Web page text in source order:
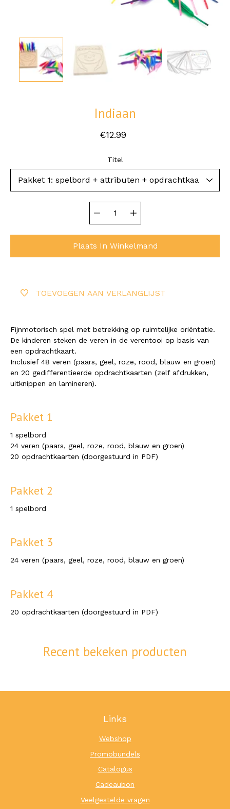
Indiaan
€12.99
Titel
Selecteer variant
selector
Plaats In Winkelmand
TOEVOEGEN AAN VERLANGLIJST
Fijnmotorisch spel met betrekking op ruimtelijke oriëntatie.
De kinderen steken de veren in de verentooi op basis van
een opdrachtkaart.
Inclusief 48 veren (paars, geel, roze, rood, blauw en groen)
en 20 gedifferentieerde opdrachtkaarten (zelf afdrukken,
uitknippen en lamineren).
Pakket 1
1 spelbord
24 veren (paars, geel, roze, rood, blauw en groen)
20 opdrachtkaarten (doorgestuurd in PDF)
Pakket 2
1 spelbord
Pakket 3
24 veren (paars, geel, roze, rood, blauw en groen)
Pakket 4
20 opdrachtkaarten (doorgestuurd in PDF)
Recent bekeken producten
Links
Webshop
Promobundels
Catalogus
Cadeaubon
Veelgestelde vragen